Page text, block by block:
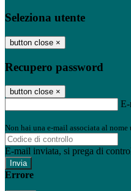
Seleziona utente
button close ×
Recupero password
button close ×
Non hai una e-mail associata al
E-mail inviata, si prega di
Errore